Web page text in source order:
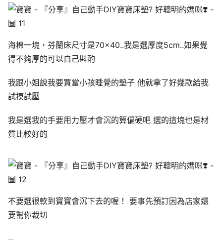
海棉一塊，芬蘭床尺寸是70×40..我是選厚度5cm..如果覺
得不夠厚的可以自己斟酌
我跟小姐說我要買當小孩睡覺的墊子 他就拿了好幾款給我
試摸試壓
我是選我的手要用力壓才會沉的算偏硬吧 選的這塊也是材
質比較好的
不要選很軟到寶寶會沉下去的喔！ 要事先預訂因為店家還
要幫你裁切